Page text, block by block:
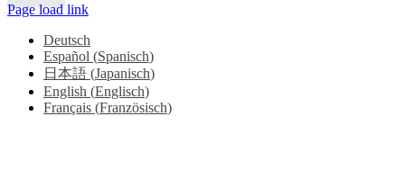
Page load link
Deutsch
Español (Spanisch)
日本語 (Japanisch)
English (Englisch)
Français (Französisch)